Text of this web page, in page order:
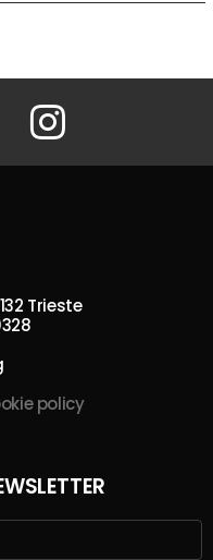
Instagram
Trieste
policy